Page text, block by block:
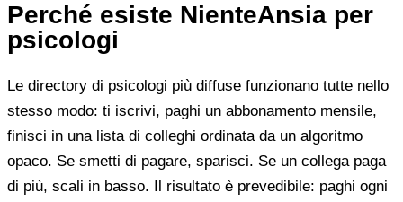
Perché esiste NienteAnsia per
psicologi
Le directory di psicologi più diffuse funzionano tutte nello
stesso modo: ti iscrivi, paghi un abbonamento mensile,
finisci in una lista di colleghi ordinata da un algoritmo
opaco. Se smetti di pagare, sparisci. Se un collega paga
di più, scali in basso. Il risultato è prevedibile: paghi ogni